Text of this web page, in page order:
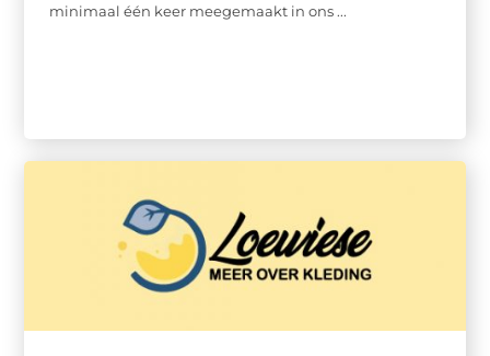
minimaal één keer meegemaakt in ons ...